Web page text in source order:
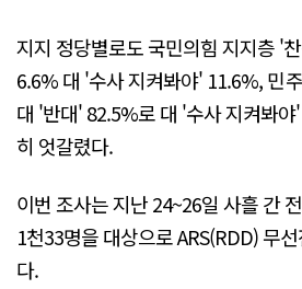
지지 정당별로도 국민의힘 지지층 '
6.6% 대 '수사 지켜봐야' 11.6%, 민
대 '반대' 82.5%로 대 '수사 지켜봐
히 엇갈렸다.
이번 조사는 지난 24~26일 사흘 간
1천33명을 대상으로 ARS(RDD) 무
다.